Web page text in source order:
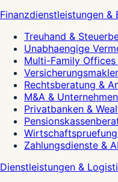
Finanzdienstleistungen &
Treuhand &
Unabhaengige
Multi-Family Offices
Versicherungsmakler
Rechtsberatung &
M&A &
Privatbanken &
Zahlungsdienste &
Dienstleistungen &